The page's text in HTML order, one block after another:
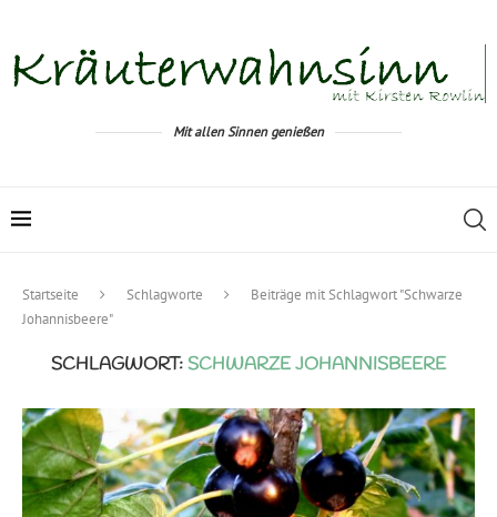
Mit allen Sinnen genießen
Startseite Schlagworte
Beiträge mit Schlagwort "Schwarze
Johannisbeere"
SCHLAGWORT:SCHWARZE JOHANNISBEERE